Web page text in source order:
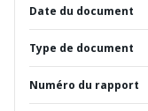
Date du document
Type de document
Numéro du rapport